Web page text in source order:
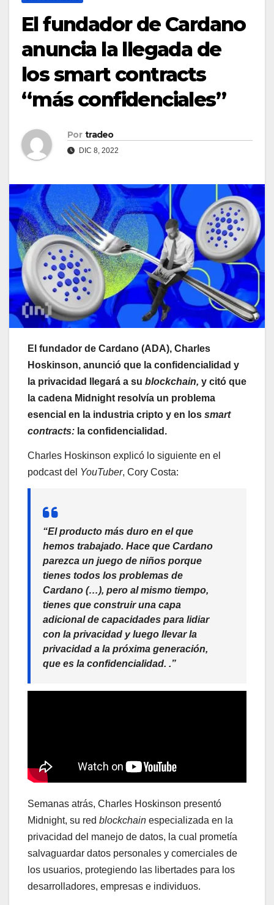
El fundador de Cardano
anuncia la llegada de
los smart contracts
“más confidenciales”
Por tradeo
DIC 8, 2022
El fundador de Cardano (ADA), Charles
Hoskinson, anunció que la confidencialidad y
la privacidad llegará a su blockchain, y citó que
la cadena Midnight resolvía un problema
esencial en la industria cripto y en los smart
contracts: la confidencialidad.
Charles Hoskinson explicó lo siguiente en el
podcast del YouTuber, Cory Costa:
“El producto más duro en el que
hemos trabajado. Hace que Cardano
parezca un juego de niños porque
tienes todos los problemas de
Cardano (…), pero al mismo tiempo,
tienes que construir una capa
adicional de capacidades para lidiar
con la privacidad y luego llevar la
privacidad a la próxima generación,
que es la confidencialidad. .”
Semanas atrás, Charles Hoskinson presentó
Midnight, su red blockchain especializada en la
privacidad del manejo de datos, la cual prometía
salvaguardar datos personales y comerciales de
los usuarios, protegiendo las libertades para los
desarrolladores, empresas e individuos.